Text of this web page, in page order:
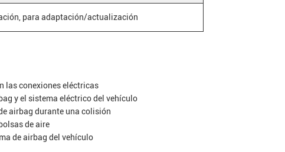
para adaptación/actualización
las conexiones eléctricas
y el sistema eléctrico del vehículo
airbag durante una colisión
de aire
de airbag del vehículo